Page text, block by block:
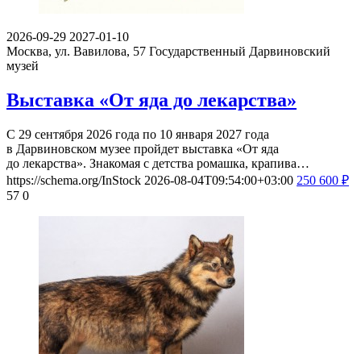
2026-09-29 2027-01-10
Москва, ул. Вавилова, 57 Государственный Дарвиновский
музей
Выставка «От яда до лекарства»
С 29 сентября 2026 года по 10 января 2027 года
в Дарвиновском музее пройдет выставка «От яда
до лекарства». Знакомая с детства ромашка, крапива…
https://schema.org/InStock 2026-08-04T09:54:00+03:00 250 600 ₽
57 0